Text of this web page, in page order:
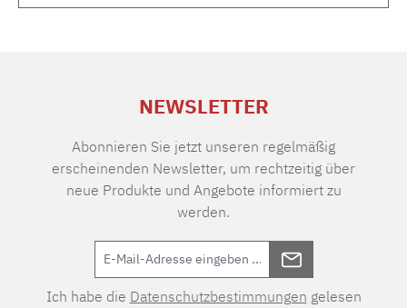
NEWSLETTER
Abonnieren Sie jetzt unseren regelmäßig
erscheinenden Newsletter, um rechtzeitig über
neue Produkte und Angebote informiert zu
werden.
Ich habe die Datenschutzbestimmungen gelesen